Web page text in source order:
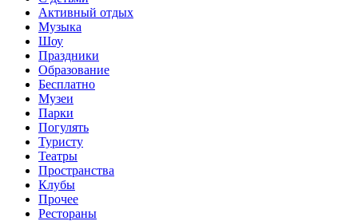
Активный отдых
Музыка
Шоу
Праздники
Образование
Бесплатно
Музеи
Парки
Погулять
Туристу
Театры
Пространства
Клубы
Прочее
Рестораны